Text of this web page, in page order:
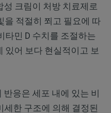
성 크림이 처방 치료제로
을 적절히 쬐고 필요에 따
타민 D 수치를 조절하는
있어 보다 현실적이고 보
반응은 세포 내에 있는 비
세한 구조에 의해 결정된